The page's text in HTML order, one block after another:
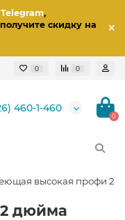
,
скидку на
0 0
460-1-460
0
высокая профи 2 в
2 дюйма